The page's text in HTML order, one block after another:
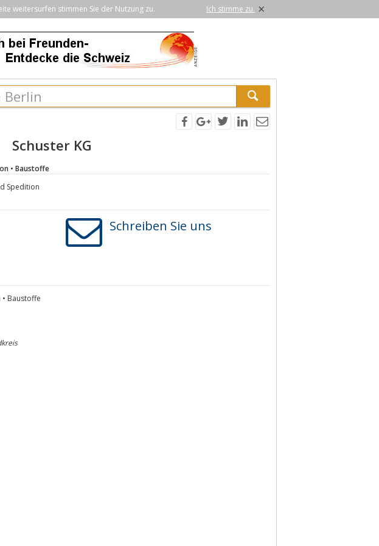
weitersurfen stimmen Sie der Nutzung zu. Ich stimme zu. ×
Schuster KG
• Baustoffe
Spedition
Schreiben Sie uns
• Baustoffe